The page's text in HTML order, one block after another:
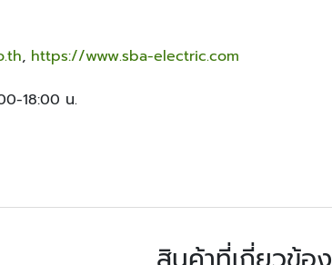
, https://www.sba-electric.com
18:00 น.